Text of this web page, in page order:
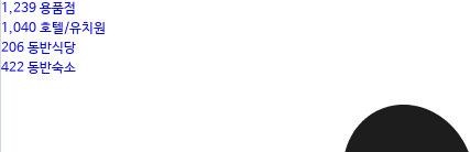
1,239 용품점
1,040 호텔/유치원
206 동반식당
422 동반숙소